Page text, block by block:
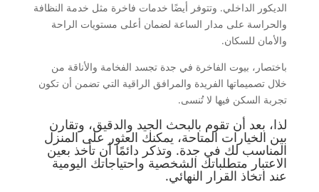
الديكور الداخلي. وتتوفر أيضًا خدمات فاخرة مثل خدمة النظافة
والحراسة على مدار الساعة لضمان أعلى مستويات الراحة
والأمان للسكان.
باختصار، بيوت الفاخرة في جدة تجسد الفخامة والأناقة من
خلال تصميماتها الفريدة والمرافق الراقية التي تضمن أن تكون
تجربة السكن فيها لا تُنسى.
لذا، بعد أن تقوم بالبحث الجيد والدقيق، وتقارن
بين الخيارات المتاحة، يمكنك العثور على المنزل
المناسب لك في جدة. وتذكر دائمًا أن تأخذ بعين
الاعتبار متطلباتك الشخصية واحتياجاتك اليومية
عند اتخاذ القرار النهائي.